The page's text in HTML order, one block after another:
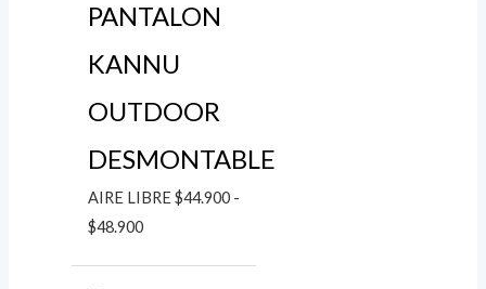
PANTALON
KANNU
OUTDOOR
DESMONTABLE
AIRE LIBRE $44.900 -
$48.900